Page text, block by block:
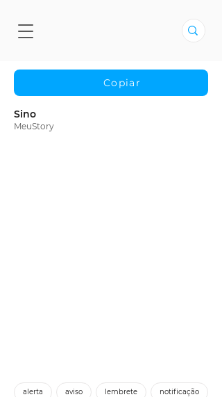
Copiar
Sino
MeuStory
alerta aviso lembrete notificação